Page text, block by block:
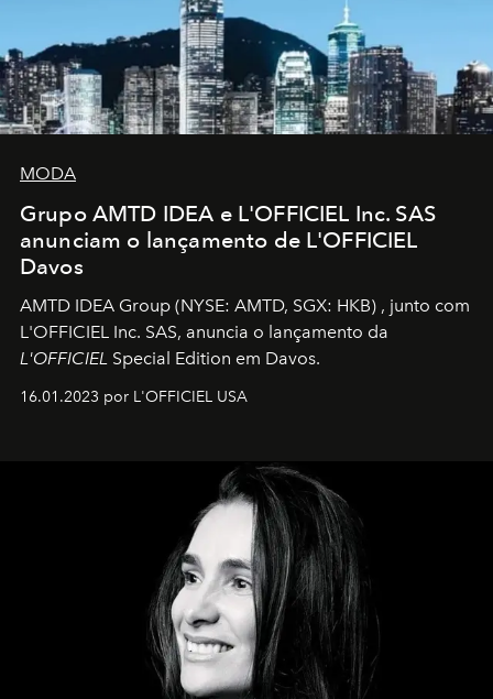
MODA
Grupo AMTD IDEA e L'OFFICIEL Inc. SAS
anunciam o lançamento de L'OFFICIEL
Davos
AMTD IDEA Group (NYSE: AMTD, SGX: HKB) , junto com
L'OFFICIEL Inc. SAS, anuncia o lançamento da
L'OFFICIEL Special Edition em Davos.
16.01.2023 por L'OFFICIEL USA